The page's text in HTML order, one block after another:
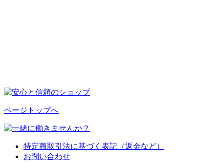
ページトップへ
特定商取引法に基づく表記（返金など）
お問い合わせ